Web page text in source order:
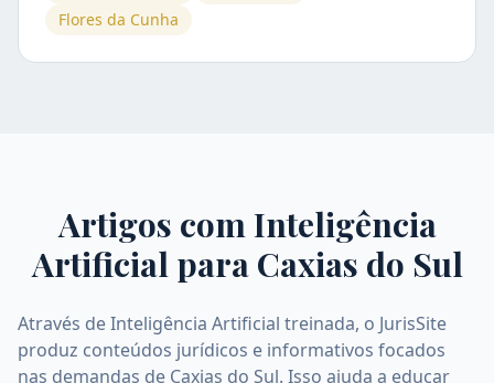
Flores da Cunha
Artigos com Inteligência
Artificial para Caxias do Sul
Através de Inteligência Artificial treinada, o JurisSite
produz conteúdos jurídicos e informativos focados
nas demandas de Caxias do Sul. Isso ajuda a educar